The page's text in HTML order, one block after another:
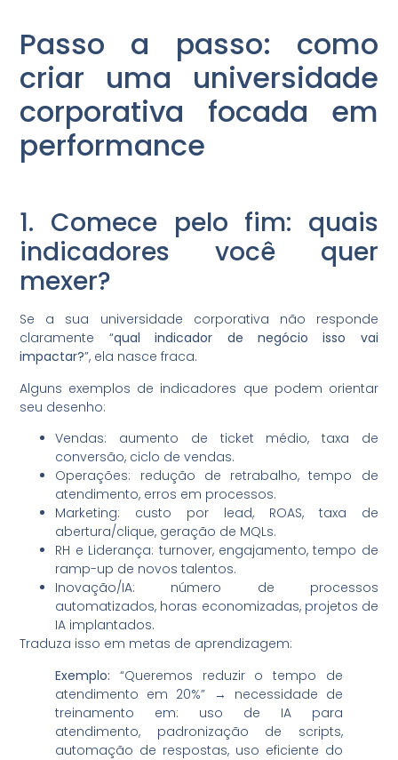
Passo a passo: como
criar uma universidade
corporativa focada em
performance
1. Comece pelo fim: quais
indicadores você quer
mexer?
Se a sua universidade corporativa não responde
claramente “qual indicador de negócio isso vai
impactar?”, ela nasce fraca.
Alguns exemplos de indicadores que podem orientar
seu desenho:
Vendas: aumento de ticket médio, taxa de
conversão, ciclo de vendas.
Operações: redução de retrabalho, tempo de
atendimento, erros em processos.
Marketing: custo por lead, ROAS, taxa de
abertura/clique, geração de MQLs.
RH e Liderança: turnover, engajamento, tempo de
ramp-up de novos talentos.
Inovação/IA: número de processos
automatizados, horas economizadas, projetos de
IA implantados.
Traduza isso em metas de aprendizagem:
Exemplo: “Queremos reduzir o tempo de
atendimento em 20%” → necessidade de
treinamento em: uso de IA para
atendimento, padronização de scripts,
automação de respostas, uso eficiente do